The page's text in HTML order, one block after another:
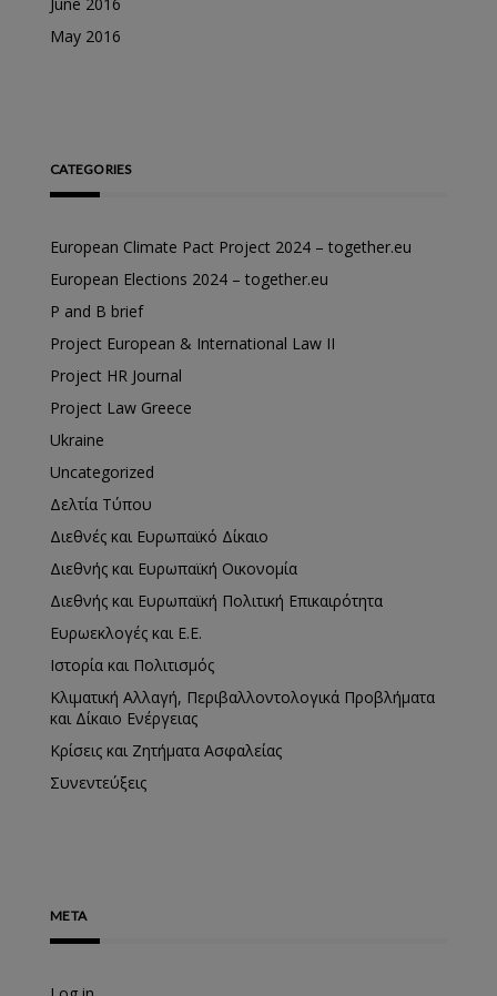
May 2016
CATEGORIES
European Climate Pact Project 2024 – together.eu
European Elections 2024 – together.eu
P and B brief
Project European & International Law II
Project HR Journal
Project Law Greece
Ukraine
Uncategorized
Δελτία Τύπου
Διεθνές και Ευρωπαϊκό Δίκαιο
Διεθνής και Ευρωπαϊκή Οικονομία
Διεθνής και Ευρωπαϊκή Πολιτική Επικαιρότητα
Ευρωεκλογές και Ε.Ε.
Ιστορία και Πολιτισμός
Κλιματική Αλλαγή, Περιβαλλοντολογικά Προβλήματα
και Δίκαιο Ενέργειας
Κρίσεις και Ζητήματα Ασφαλείας
Συνεντεύξεις
META